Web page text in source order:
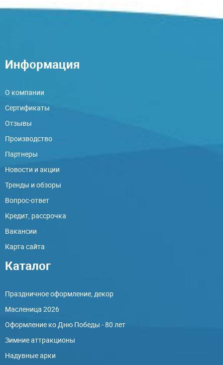
Информация
О компании
Сертификаты
Отзывы
Производство
Партнеры
Новости и акции
Тренды и обзоры
Вопрос-ответ
Кредит, рассрочка
Вакансии
Карта сайта
Каталог
Праздничное оформление, декор
Масленица 2026
Оформление ко Дню Победы - 80 лет
Зимние аттракционы
Надувные арки